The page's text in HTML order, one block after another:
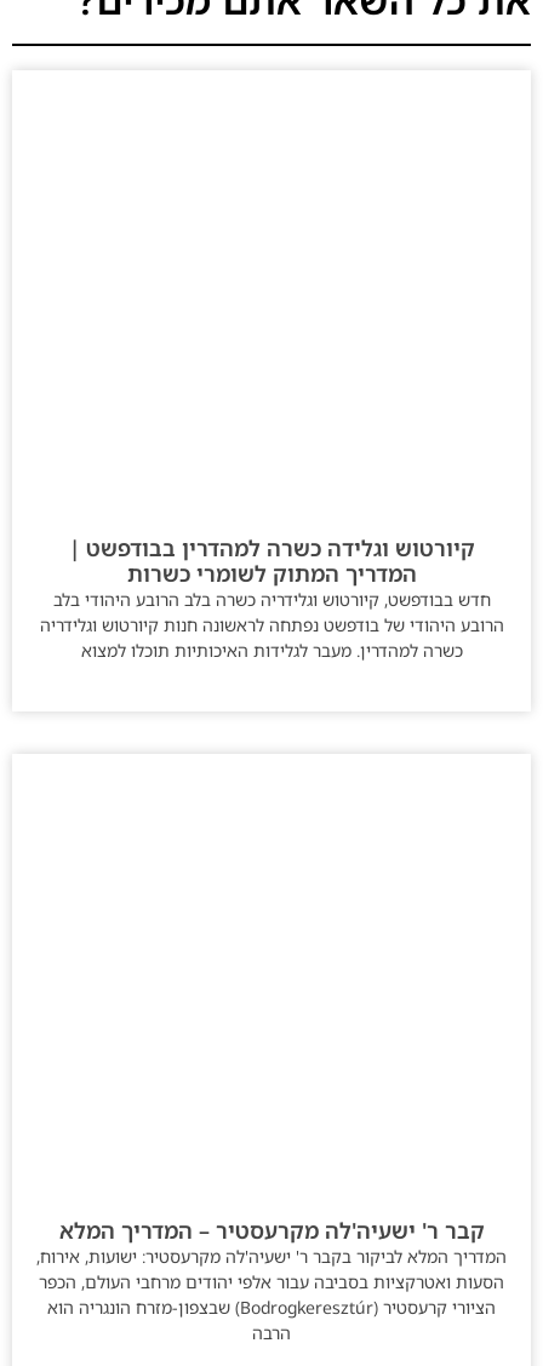
קיורטוש וגלידה כשרה למהדרין בבודפשט |
המדריך המתוק לשומרי כשרות
חדש בבודפשט, קיורטוש וגלידריה כשרה בלב הרובע היהודי בלב
הרובע היהודי של בודפשט נפתחה לראשונה חנות קיורטוש וגלידריה
כשרה למהדרין. מעבר לגלידות האיכותיות תוכלו למצוא
קבר ר' ישעיה'לה מקרעסטיר – המדריך המלא
המדריך המלא לביקור בקבר ר' ישעיה'לה מקרעסטיר: ישועות, אירוח,
הסעות ואטרקציות בסביבה עבור אלפי יהודים מרחבי העולם, הכפר
הציורי קרעסטיר (Bodrogkeresztúr) שבצפון-מזרח הונגריה הוא
הרבה